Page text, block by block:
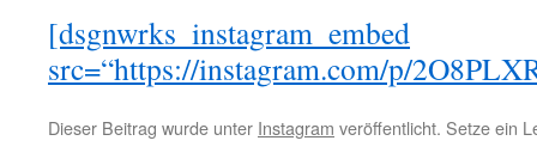
[dsgnwrks_instagram_embed
src=“https://instagram.com/p/
Dieser Beitrag wurde unter Instagram veröffentlicht. Setze ein